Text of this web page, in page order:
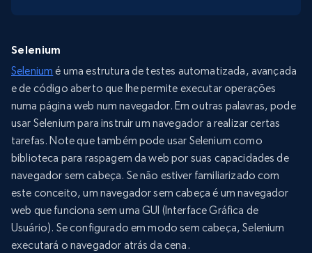
Selenium
Selenium é uma estrutura de testes automatizada, avançada
e de código aberto que lhe permite executar operações
numa página web num navegador. Em outras palavras, pode
usar Selenium para instruir um navegador a realizar certas
tarefas. Note que também pode usar Selenium como
biblioteca para raspagem da web por suas capacidades de
navegador sem cabeça. Se não estiver familiarizado com
este conceito, um navegador sem cabeça é um navegador
web que funciona sem uma GUI (Interface Gráfica de
Usuário). Se configurado em modo sem cabeça, Selenium
executará o navegador atrás da cena.